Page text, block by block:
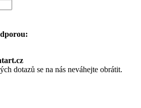
dotazů se na nás neváhejte obrátit.